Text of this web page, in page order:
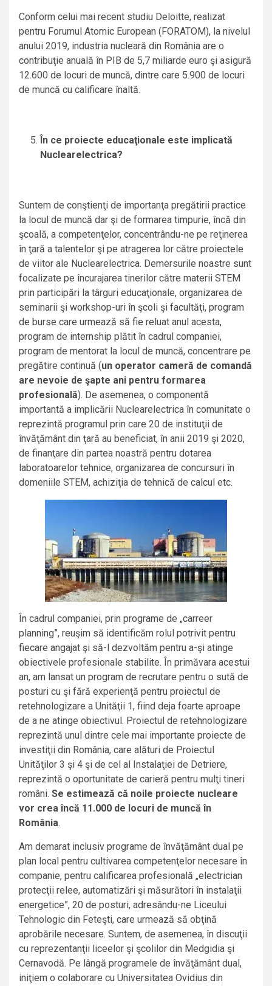
Conform celui mai recent studiu Deloitte, realizat
pentru Forumul Atomic European (FORATOM), la nivelul
anului 2019, industria nucleară din România are o
contribuţie anuală în PIB de 5,7 miliarde euro şi asigură
12.600 de locuri de muncă, dintre care 5.900 de locuri
de muncă cu calificare înaltă.
În ce proiecte educaţionale este implicată
Nuclearelectrica?
Suntem de conştienţi de importanţa pregătirii practice
la locul de muncă dar şi de formarea timpurie, încă din
şcoală, a competenţelor, concentrându-ne pe reţinerea
în ţară a talentelor şi pe atragerea lor către proiectele
de viitor ale Nuclearelectrica. Demersurile noastre sunt
focalizate pe încurajarea tinerilor către materii STEM
prin participări la târguri educaţionale, organizarea de
seminarii şi workshop-uri în şcoli şi facultăţi, program
de burse care urmează să fie reluat anul acesta,
program de internship plătit în cadrul companiei,
program de mentorat la locul de muncă, concentrare pe
pregătire continuă (un operator cameră de comandă
are nevoie de şapte ani pentru formarea
profesională). De asemenea, o componentă
importantă a implicării Nuclearelectrica în comunitate o
reprezintă programul prin care 20 de instituţii de
învăţământ din ţară au beneficiat, în anii 2019 şi 2020,
de finanţare din partea noastră pentru dotarea
laboratoarelor tehnice, organizarea de concursuri în
domeniile STEM, achiziţia de tehnică de calcul etc.
În cadrul companiei, prin programe de „carreer
planning”, reuşim să identificăm rolul potrivit pentru
fiecare angajat şi să-l dezvoltăm pentru a-şi atinge
obiectivele profesionale stabilite. În primăvara acestui
an, am lansat un program de recrutare pentru o sută de
posturi cu şi fără experienţă pentru proiectul de
retehnologizare a Unităţii 1, fiind deja foarte aproape
de a ne atinge obiectivul. Proiectul de retehnologizare
reprezintă unul dintre cele mai importante proiecte de
investiţii din România, care alături de Proiectul
Unităţilor 3 şi 4 şi de cel al Instalaţiei de Detriere,
reprezintă o oportunitate de carieră pentru mulţi tineri
români. Se estimează că noile proiecte nucleare
vor crea încă 11.000 de locuri de muncă în
România.
Am demarat inclusiv programe de învăţământ dual pe
plan local pentru cultivarea competenţelor necesare în
companie, pentru calificarea profesională „electrician
protecţii relee, automatizări şi măsurători în instalaţii
energetice”, 20 de posturi, adresându-ne Liceului
Tehnologic din Feteşti, care urmează să obţină
aprobările necesare. Suntem, de asemenea, în discuţii
cu reprezentanţii liceelor şi şcolilor din Medgidia şi
Cernavodă. Pe lângă programele de învăţământ dual,
iniţiem o colaborare cu Universitatea Ovidius din